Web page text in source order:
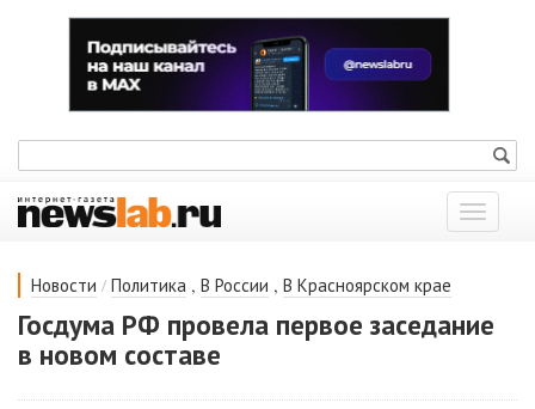
Показать
меню
Новости / Политика , В России , В Красноярском крае
Госдума РФ провела первое заседание
в новом составе